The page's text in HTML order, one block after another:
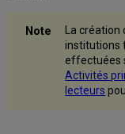
La création
institutions
effectuées
Activités
lecteurs